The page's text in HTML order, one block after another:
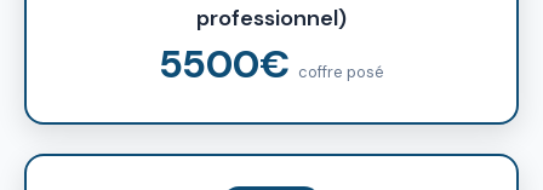
professionnel)
5500€ coffre posé